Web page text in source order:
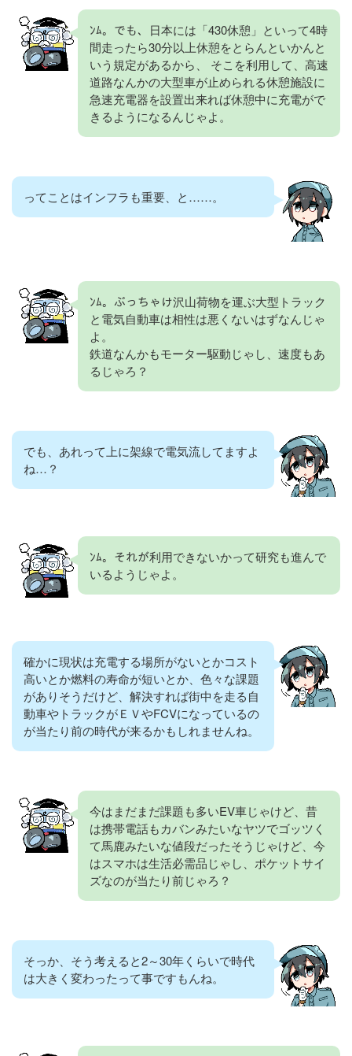
ﾝﾑ。でも、日本には「430休憩」といって4時
間走ったら30分以上休憩をとらんといかんと
いう規定があるから、 そこを利用して、高速
道路なんかの大型車が止められる休憩施設に
急速充電器を設置出来れば休憩中に充電がで
きるようになるんじゃよ。
ってことはインフラも重要、と……。
ﾝﾑ。ぶっちゃけ沢山荷物を運ぶ大型トラック
と電気自動車は相性は悪くないはずなんじゃ
よ。
鉄道なんかもモーター駆動じゃし、速度もあ
るじゃろ？
でも、あれって上に架線で電気流してますよ
ね…？
ﾝﾑ。それが利用できないかって研究も進んで
いるようじゃよ。
確かに現状は充電する場所がないとかコスト
高いとか燃料の寿命が短いとか、色々な課題
がありそうだけど、解決すれば街中を走る自
動車やトラックがＥＶやFCVになっているの
が当たり前の時代が来るかもしれませんね。
今はまだまだ課題も多いEV車じゃけど、昔
は携帯電話もカバンみたいなヤツでゴッツく
て馬鹿みたいな値段だったそうじゃけど、今
はスマホは生活必需品じゃし、ポケットサイ
ズなのが当たり前じゃろ？
そっか、そう考えると2～30年くらいで時代
は大きく変わったって事ですもんね。